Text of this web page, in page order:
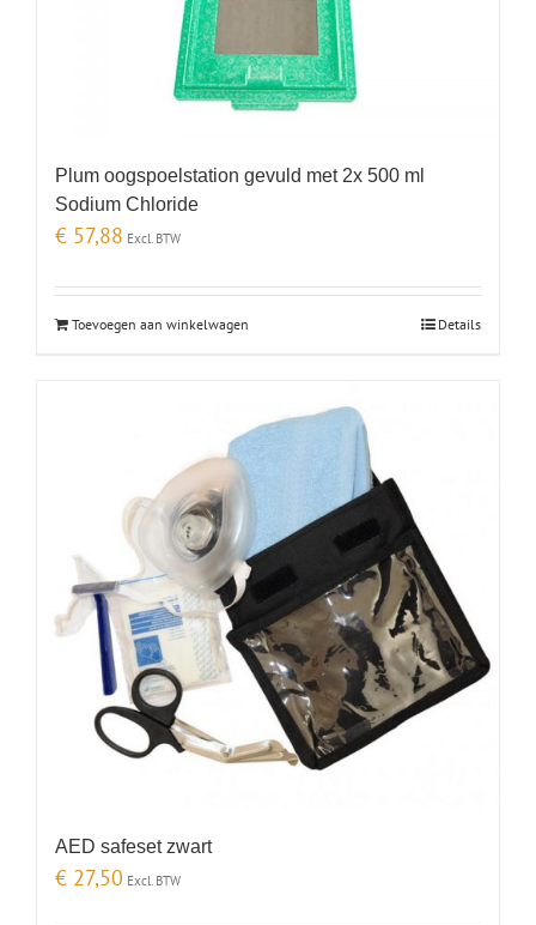
Plum oogspoelstation gevuld met 2x 500 ml
Sodium Chloride
€ 57,88 Excl. BTW
Toevoegen aan winkelwagen Details
AED safeset zwart
€ 27,50 Excl. BTW